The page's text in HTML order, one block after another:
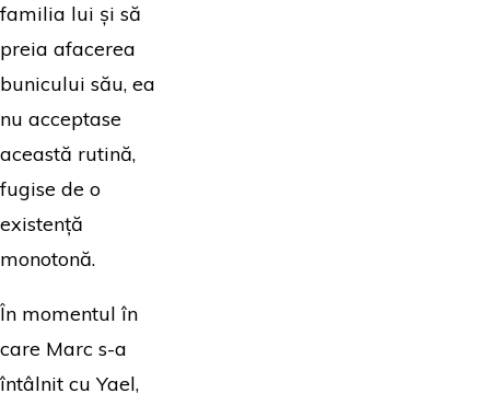
familia lui și să
preia afacerea
bunicului său, ea
nu acceptase
această rutină,
fugise de o
existență
monotonă.
În momentul în
care Marc s-a
întâlnit cu Yael,